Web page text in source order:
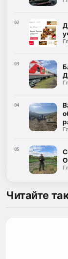
02
03
04
05
Читайте